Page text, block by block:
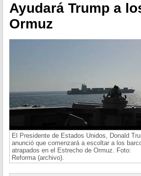
Ayudará Trump a
Ormuz
El Presidente de Estados Unidos, Donald
anunció que comenzará a escoltar a los
atrapados en el Estrecho de Ormuz. Foto:
Reforma (archivo).